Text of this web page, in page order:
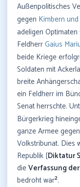
Außenpolitisches
gegen Kimbern
adeligen
FeldherrGaius
beide Kriege
Soldaten mit
breite
ein Feldherr im
Senat herrschte.
Bürgerkrieg
ganze Armee
Volkstribunat. Dies
Republik [Diktatur
dieVerfassung
bedroht war2.